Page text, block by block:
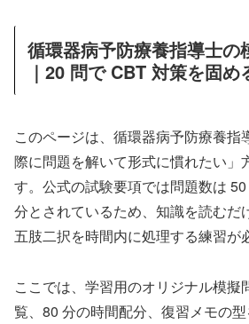
循環器病予防療養指導士の
｜20 問で CBT 対策を固め
このページは、循環器病予防療養指
際に問題を解いて形式に慣れたい」
す。公式の試験要項では問題数は
分とされているため、知識を読むだ
五肢二択を時間内に処理する練習が
ここでは、学習用のオリジナル模擬
覧、80 分の時間配分、復習メモの